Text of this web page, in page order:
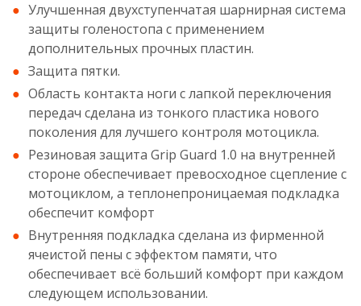
Улучшенная двухступенчатая шарнирная система
защиты голеностопа с применением
дополнительных прочных пластин.
Защита пятки.
Область контакта ноги с лапкой переключения
передач сделана из тонкого пластика нового
поколения для лучшего контроля мотоцикла.
Резиновая защита Grip Guard 1.0 на внутренней
стороне обеспечивает превосходное сцепление с
мотоциклом, а теплонепроницаемая подкладка
обеспечит комфорт
Внутренняя подкладка сделана из фирменной
ячеистой пены с эффектом памяти, что
обеспечивает всё больший комфорт при каждом
следующем использовании.